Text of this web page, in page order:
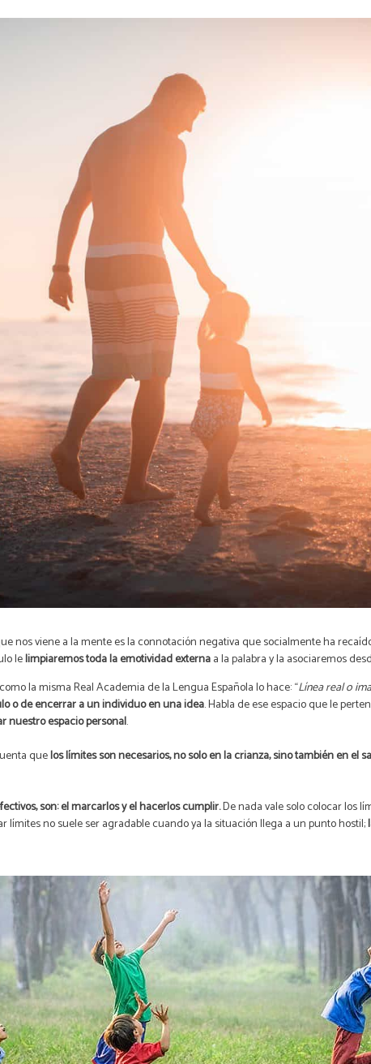
nos viene a la mente es la connotación negativa que socialmente ha
lelimpiaremos toda la emotividad externaa la palabra y la asociaremos
la misma Real Academia de la Lengua Española lo hace: “Línea real o
o de encerrar a un individuo en una idea. Habla de ese espacio que le
nuestro espacio personal.
quelos límites son necesarios, no solo en la crianza, sino también en
son: el marcarlos y el hacerlos cumplir.De nada vale solo colocar los
límites no suele ser agradable cuando ya la situación llega a un punto hostil;